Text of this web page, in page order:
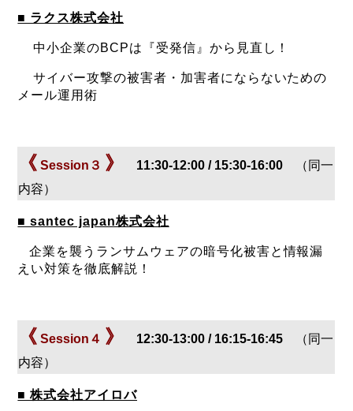
■ ラクス株式会社
中小企業のBCPは『受発信』から見直し！
サイバー攻撃の被害者・加害者にならないための
メール運用術
《 Session３ 》 11:30-12:00 / 15:30-16:00 （同一
内容）
■ santec japan株式会社
企業を襲うランサムウェアの暗号化被害と情報漏
えい対策を徹底解説！
《 Session４ 》 12:30-13:00 / 16:15-16:45 （同一
内容）
■ 株式会社アイロバ